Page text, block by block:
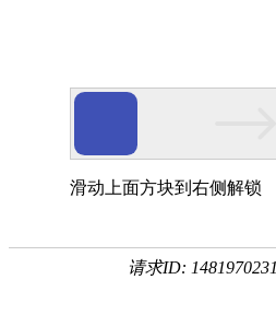
滑动上面方块到右侧解锁
请求ID: